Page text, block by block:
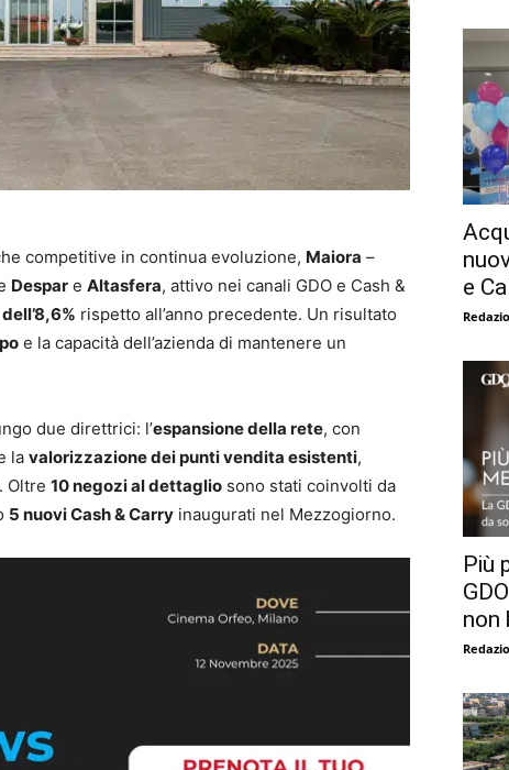
competitive in continua evoluzione, Maiora –
Despar e Altasfera, attivo nei canali GDO e Cash &
rispetto all’anno precedente. Un risultato
e la capacità dell’azienda di mantenere un
due direttrici: l’espansione della rete, con
la valorizzazione dei punti vendita esistenti,
Oltre 10 negozi al dettaglio sono stati coinvolti da
5 nuovi Cash & Carry inaugurati nel Mezzogiorno.
e
Più
non